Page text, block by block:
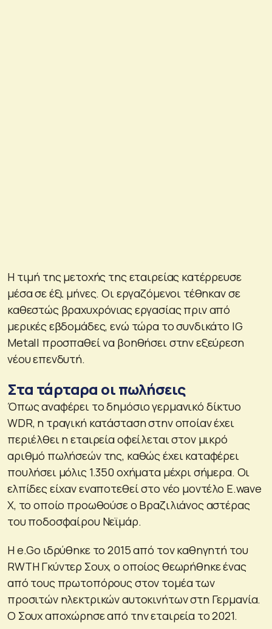
Η τιμή της μετοχής της εταιρείας κατέρρευσε
μέσα σε έξι μήνες. Οι εργαζόμενοι τέθηκαν σε
καθεστώς βραχυχρόνιας εργασίας πριν από
μερικές εβδομάδες, ενώ τώρα το συνδικάτο IG
Metall προσπαθεί να βοηθήσει στην εξεύρεση
νέου επενδυτή.
Στα τάρταρα οι πωλήσεις
Όπως αναφέρει το δημόσιο γερμανικό δίκτυο
WDR, η τραγική κατάσταση στην οποίαν έχει
περιέλθει η εταιρεία οφείλεται στον μικρό
αριθμό πωλήσεών της, καθώς έχει καταφέρει
πουλήσει μόλις 1.350 οχήματα μέχρι σήμερα. Οι
ελπίδες είχαν εναποτεθεί στο νέο μοντέλο E.wave
X, το οποίο προωθούσε ο Βραζιλιάνος αστέρας
του ποδοσφαίρου Νεϊμάρ.
Η e.Go ιδρύθηκε το 2015 από τον καθηγητή του
RWTH Γκύντερ Σουχ, ο οποίος θεωρήθηκε ένας
από τους πρωτοπόρους στον τομέα των
προσιτών ηλεκτρικών αυτοκινήτων στη Γερμανία.
Ο Σουχ αποχώρησε από την εταιρεία το 2021.